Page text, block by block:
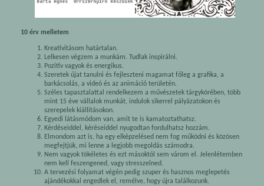
10 érv melletem
Kreativitásom határtalan.
Lelkesen végzem a munkám. Tudlak inspirálni.
Pozitív vagyok és energikus.
Szeretek újat tanulni és fejleszteni magamat főleg a grafika, a
barkácsolás, a videó és az animáció területén.
Széles tapasztalattal rendelkezem a művészetek tárgykörében, több
mint 15 éve vállalok munkát, indulok sikerrel pályázatokon és
szerepelek kiállításokon.
Egyedi látásmódom van, amit te is kamatoztathatsz.
Kérdéseiddel, kéréseiddel nyugodtan fordulhatsz hozzám.
Elmondom azt is, ha egy elképzelésed nem fog működni és közösen
megfejtjük, mi lenne a legjobb megoldás számodra.
Nem vagyok tökéletes és ezt másoktól sem várom el. Jelenlétemben
nem kell feszengened, vagy stresszelned.
A tervezési folyamat végén pedig szuper és hasznos meglepetés
ajándékokkal engedlek el, remélve, hogy újra találkozunk.